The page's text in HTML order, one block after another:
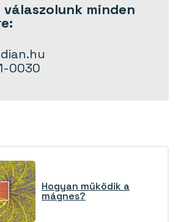
válaszolunk minden
0030
Hogyan működik a
mágnes?